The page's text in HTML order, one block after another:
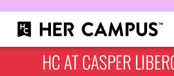
HC AT CASPER